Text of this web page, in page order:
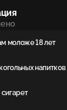
моложе 18 лет
напитков